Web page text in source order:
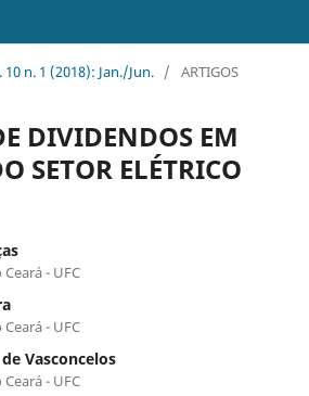
10 n. 1 (2018): Jan./Jun. / ARTIGOS
DIVIDENDOS EM
SETOR ELÉTRICO
- UFC
- UFC
Vasconcelos
- UFC